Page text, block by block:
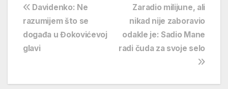
Navigacija
objava
Zaradio milijune, ali
nikad nije zaboravio
odakle je: Sadio Mane
radi čuda za svoje selo
Davidenko: Ne
razumijem što se
događa u Đokovićevoj
glavi